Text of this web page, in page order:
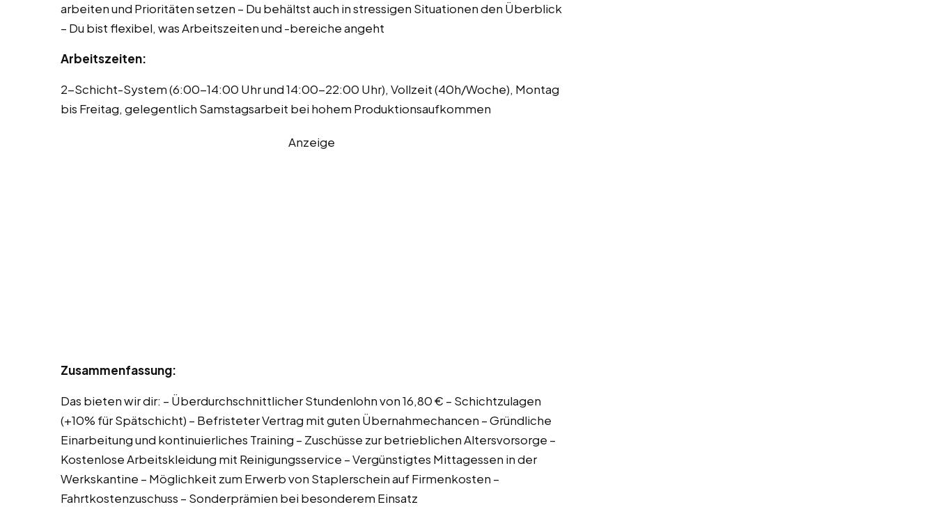
arbeiten und Prioritäten setzen – Du behältst auch in stressigen Situationen den Überblick
– Du bist flexibel, was Arbeitszeiten und -bereiche angeht
Arbeitszeiten:
2-Schicht-System (6:00-14:00 Uhr und 14:00-22:00 Uhr), Vollzeit (40h/Woche), Montag
bis Freitag, gelegentlich Samstagsarbeit bei hohem Produktionsaufkommen
Anzeige
Zusammenfassung:
Das bieten wir dir: – Überdurchschnittlicher Stundenlohn von 16,80 € – Schichtzulagen
(+10% für Spätschicht) – Befristeter Vertrag mit guten Übernahmechancen – Gründliche
Einarbeitung und kontinuierliches Training – Zuschüsse zur betrieblichen Altersvorsorge –
Kostenlose Arbeitskleidung mit Reinigungsservice – Vergünstigtes Mittagessen in der
Werkskantine – Möglichkeit zum Erwerb von Staplerschein auf Firmenkosten –
Fahrtkostenzuschuss – Sonderprämien bei besonderem Einsatz